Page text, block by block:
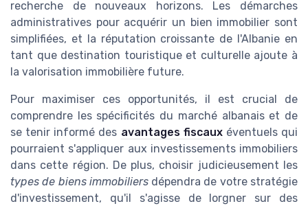
recherche de nouveaux horizons. Les démarches
administratives pour acquérir un bien immobilier sont
simplifiées, et la réputation croissante de l'Albanie en
tant que destination touristique et culturelle ajoute à
la valorisation immobilière future.
Pour maximiser ces opportunités, il est crucial de
comprendre les spécificités du marché albanais et de
se tenir informé des avantages fiscauxéventuels qui
pourraient s'appliquer aux investissements immobiliers
dans cette région. De plus, choisir judicieusement les
types de biens immobiliersdépendra de votre stratégie
d'investissement, qu'il s'agisse de lorgner sur des